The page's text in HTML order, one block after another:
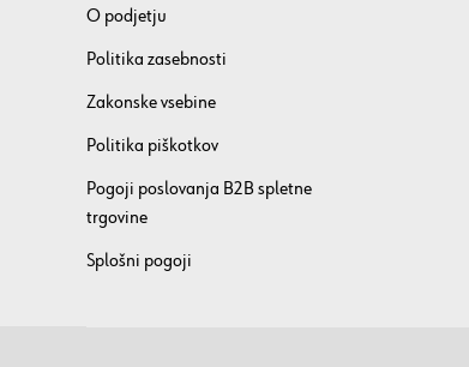
O podjetju
Politika zasebnosti
Zakonske vsebine
Politika piškotkov
Pogoji poslovanja B2B spletne
trgovine
Splošni pogoji